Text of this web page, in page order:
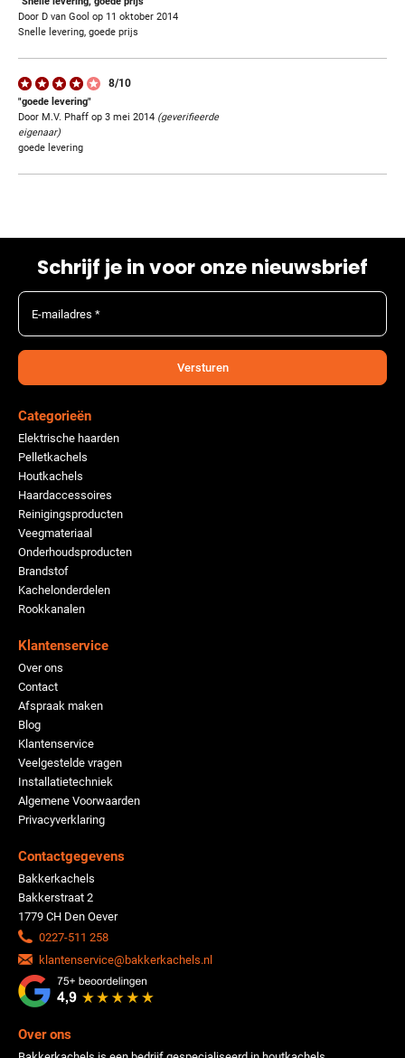
Door D van Gool op 11 oktober 2014
Snelle levering, goede prijs
8/10
"goede levering"
Door M.V. Phaff op 3 mei 2014 (geverifieerde
eigenaar)
goede levering
Schrijf je in voor onze nieuwsbrief
E-mailadres *
Versturen
Categorieën
Elektrische haarden
Pelletkachels
Houtkachels
Haardaccessoires
Reinigingsproducten
Veegmateriaal
Onderhoudsproducten
Brandstof
Kachelonderdelen
Rookkanalen
Klantenservice
Over ons
Contact
Afspraak maken
Blog
Klantenservice
Veelgestelde vragen
Installatietechniek
Algemene Voorwaarden
Privacyverklaring
Contactgegevens
Bakkerkachels
Bakkerstraat 2
1779 CH Den Oever
0227-511 258
klantenservice@bakkerkachels.nl
Over ons